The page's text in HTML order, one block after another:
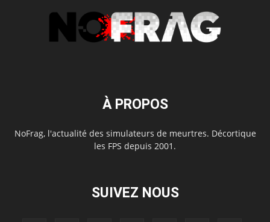
À PROPOS
NoFrag, l'actualité des simulateurs de meurtres. Décortique
les FPS depuis 2001.
SUIVEZ NOUS